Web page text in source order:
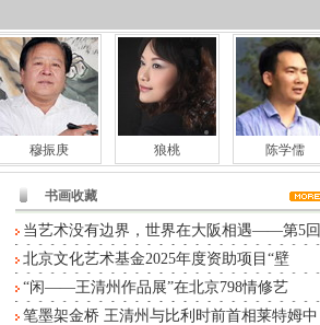
穆振庚 狼桃 陈学儒
书画收藏
当艺术没有边界，世界在大阪相遇——第5回
北京文化艺术基金2025年度资助项目“壁
“闲——王清州作品展”在北京798情修艺
笔墨架金桥 王清州与比利时前首相莱特姆中